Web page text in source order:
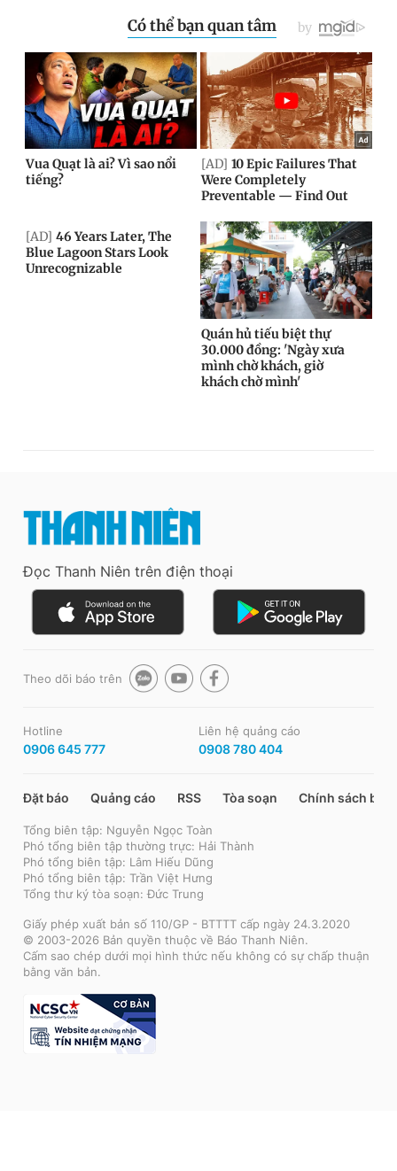
Đọc Thanh Niên trên điện thoại
Theo dõi báo trên
Hotline
0906 645 777
Liên hệ quảng cáo
0908 780 404
Đặt báo Quảng cáo RSS Tòa soạn Chính sách bảo
Tổng biên tập: Nguyễn Ngọc Toàn
Phó tổng biên tập thường trực: Hải Thành
Phó tổng biên tập: Lâm Hiếu Dũng
Phó tổng biên tập: Trần Việt Hưng
Tổng thư ký tòa soạn: Đức Trung
Giấy phép xuất bản số 110/GP - BTTTT cấp ngày 24.3.2020
© 2003-2026 Bản quyền thuộc về Báo Thanh Niên.
Cấm sao chép dưới mọi hình thức nếu không có sự chấp thuận
bằng văn bản.